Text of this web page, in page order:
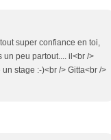
super confiance en toi,
un peu partout.... il<br />
stage :-)<br /> Gitta<br />